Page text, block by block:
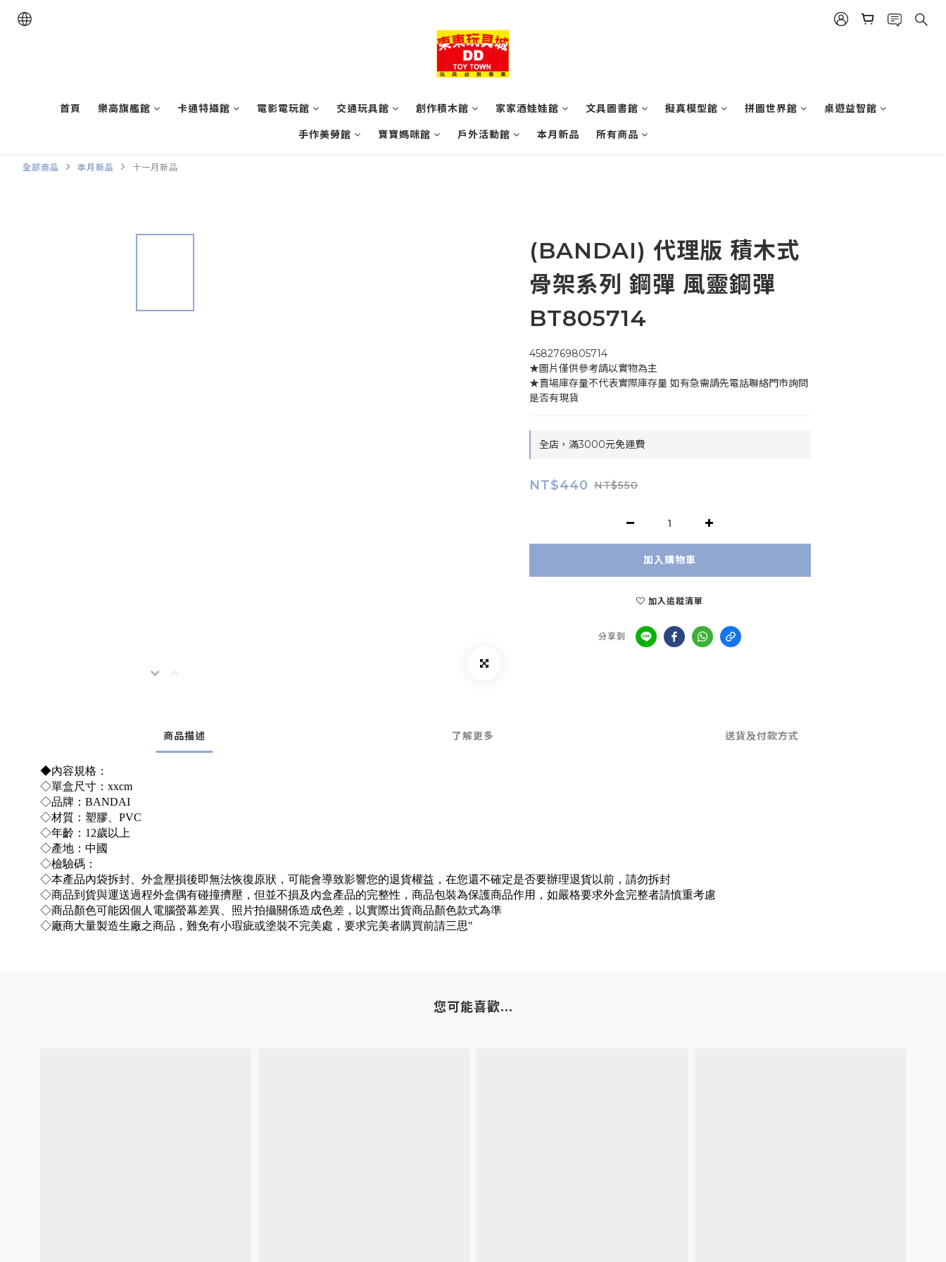
首頁 樂高旗艦館 卡通特攝館 電影電玩館 交通玩具館 創作積木館 家家酒娃娃館 文具圖書館 擬真模型館 拼圖世界館 桌遊益智館
手作美勞館 寶寶媽咪館 戶外活動館 本月新品 所有商品
全部商品 本月新品 十一月新品
(BANDAI) 代理版 積木式
骨架系列 鋼彈 風靈鋼彈
BT805714
4582769805714
★圖片僅供參考請以實物為主
★賣場庫存量不代表實際庫存量 如有急需請先電話聯絡門市詢問
是否有現貨
全店，滿3000元免運費
NT$440 NT$550
加入購物車
加入追蹤清單
分享到
商品描述 了解更多 送貨及付款方式
◆內容規格：
◇單盒尺寸：xxcm
◇品牌：BANDAI
◇材質：塑膠、PVC
◇年齡：12歲以上
◇產地：中國
◇檢驗碼：
◇本產品內袋拆封、外盒壓損後即無法恢復原狀，可能會導致影響您的退貨權益，在您還不確定是否要辦理退貨以前，請勿拆封
◇商品到貨與運送過程外盒偶有碰撞擠壓，但並不損及內盒產品的完整性，商品包裝為保護商品作用，如嚴格要求外盒完整者請慎重考慮
◇商品顏色可能因個人電腦螢幕差異、照片拍攝關係造成色差，以實際出貨商品顏色款式為準
◇廠商大量製造生廠之商品，難免有小瑕疵或塗裝不完美處，要求完美者購買前請三思"
您可能喜歡...